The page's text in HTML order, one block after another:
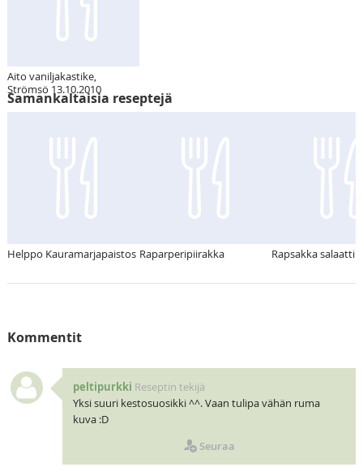
Aito vaniljakastike,
Strömsö 13.10.2010
Samankaltaisia reseptejä
Helppo Kauramarjapaistos Raparperipiirakka Rapsakka salaatti
Kommentit
peltipurkki Reseptin tekijä
Yksi suuri kestosuosikki ^^. Vaan tulipa vähän ruma
kuva :D
Seuraa